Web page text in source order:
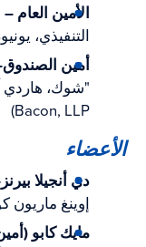
الأمين العام
التنفيذي،
أمين الصندوق
Bacon, LLP)
الأعضاء
دي أنجيلا
إوينغ ماريون
مايك كابو